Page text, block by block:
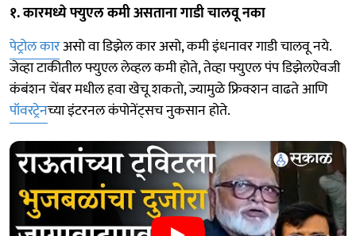
१. कारमध्ये फ्युएल कमी असताना गाडी चालवू नका
पेट्रोल कारअसो वा डिझेल कार असो, कमी इंधनावर गाडी चालवू नये.
जेव्हा टाकीतील फ्युएल लेव्हल कमी होते, तेव्हा फ्युएल पंप डिझेलऐवजी
कंबंशन चेंबर मधील हवा खेचू शकतो, ज्यामुळे फ्रिक्शन वाढते आणि
पॉवरट्रेनच्या इंटरनल कंपोनेंट्सच नुकसान होते.